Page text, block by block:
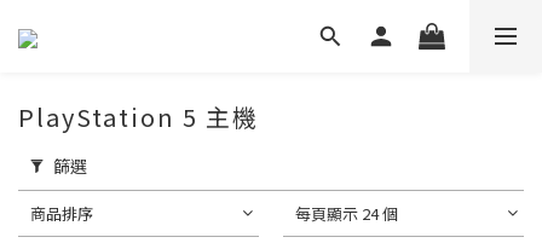
PlayStation 5 主機
篩選
商品排序 每頁顯示 24 個